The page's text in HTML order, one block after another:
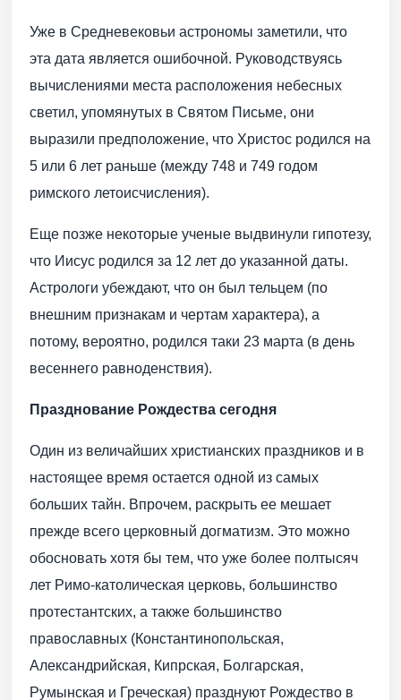
Уже в Средневековьи астрономы заметили, что
эта дата является ошибочной. Руководствуясь
вычислениями места расположения небесных
светил, упомянутых в Святом Письме, они
выразили предположение, что Христос родился на
5 или 6 лет раньше (между 748 и 749 годом
римского летоисчисления).
Еще позже некоторые ученые выдвинули гипотезу,
что Иисус родился за 12 лет до указанной даты.
Астрологи убеждают, что он был тельцем (по
внешним признакам и чертам характера), а
потому, вероятно, родился таки 23 марта (в день
весеннего равноденствия).
Празднование Рождества сегодня
Один из величайших христианских праздников и в
настоящее время остается одной из самых
больших тайн. Впрочем, раскрыть ее мешает
прежде всего церковный догматизм. Это можно
обосновать хотя бы тем, что уже более полтысяч
лет Римо-католическая церковь, большинство
протестантских, а также большинство
православных (Константинопольская,
Александрийская, Кипрская, Болгарская,
Румынская и Греческая) празднуют Рождество в